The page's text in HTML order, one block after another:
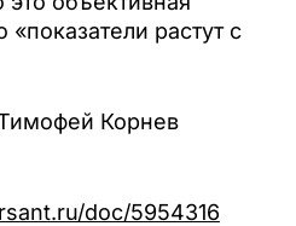
растут с
Корнев
doc/5954316